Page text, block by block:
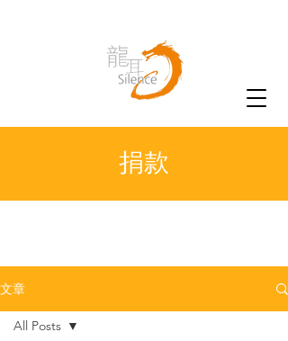
捐款
文章
All Posts